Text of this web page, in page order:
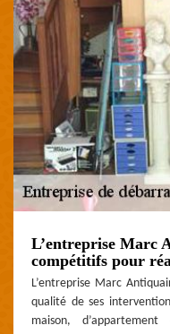
L’entreprise Marc
compétitifs pour
L’entreprise Marc
qualité de ses
maison,